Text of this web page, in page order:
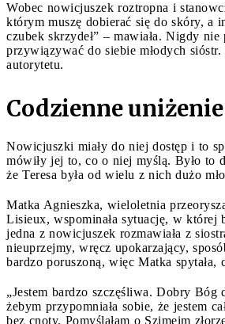
Wobec nowicjuszek roztropna i
którym muszę dobierać się do skóry, a
czubek skrzydeł” – mawiała. Nigdy nie
przywiązywać do siebie młodych
autorytetu.
Codzienne uniżenie
Nowicjuszki miały do niej dostęp i to
mówiły jej to, co o niej myślą. Było to
że Teresa była od wielu z nich dużo
Matka Agnieszka, wieloletnia
Lisieux, wspominała sytuację, w której
jedna z nowicjuszek rozmawiała z
nieuprzejmy, wręcz upokarzający,
bardzo poruszoną, więc Matka spytała,
„Jestem bardzo szczęśliwa. Dobry Bóg
żebym przypomniała sobie, że jestem
bez cnoty. Pomyślałam o Szimeim